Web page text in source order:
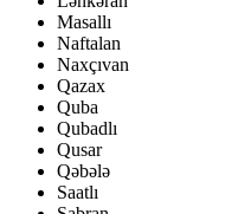
Masallı
Naftalan
Naxçıvan
Qazax
Quba
Qubadlı
Qusar
Qəbələ
Saatlı